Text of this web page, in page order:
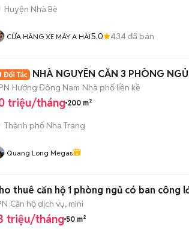
Huyện Nhà Bè
CỬA HÀNG XE MÁY A HÀI5.0 434đã bán
Hướng Đông Nam Nhà phố liền kề
triệu/tháng 200 m²
Thành phố Nha Trang
Quang Long Megas
thuê căn hộ 1 phòng ngủ có ban công
Căn hộ dịch vụ, mini
triệu/tháng 50 m²